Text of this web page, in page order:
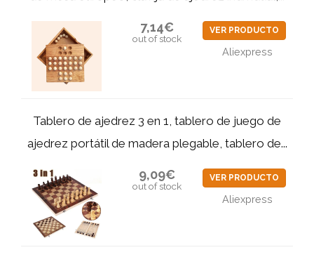
7,14€
out of stock
VER PRODUCTO
Aliexpress
Tablero de ajedrez 3 en 1, tablero de juego de
ajedrez portátil de madera plegable, tablero de...
9,09€
out of stock
VER PRODUCTO
Aliexpress